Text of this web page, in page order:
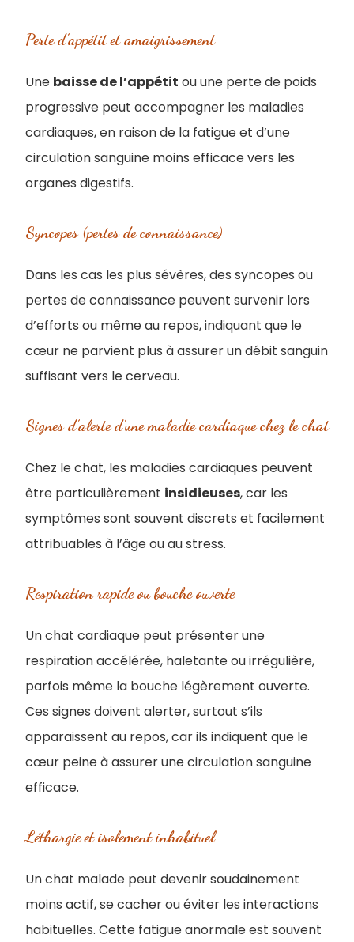
Perte d’appétit et amaigrissement
Une baisse de l’appétit ou une perte de poids
progressive peut accompagner les maladies
cardiaques, en raison de la fatigue et d’une
circulation sanguine moins efficace vers les
organes digestifs.
Syncopes (pertes de connaissance)
Dans les cas les plus sévères, des syncopes ou
pertes de connaissance peuvent survenir lors
d’efforts ou même au repos, indiquant que le
cœur ne parvient plus à assurer un débit sanguin
suffisant vers le cerveau.
Signes d’alerte d’une maladie cardiaque chez le chat
Chez le chat, les maladies cardiaques peuvent
être particulièrement insidieuses, car les
symptômes sont souvent discrets et facilement
attribuables à l’âge ou au stress.
Respiration rapide ou bouche ouverte
Un chat cardiaque peut présenter une
respiration accélérée, haletante ou irrégulière,
parfois même la bouche légèrement ouverte.
Ces signes doivent alerter, surtout s’ils
apparaissent au repos, car ils indiquent que le
cœur peine à assurer une circulation sanguine
efficace.
Léthargie et isolement inhabituel
Un chat malade peut devenir soudainement
moins actif, se cacher ou éviter les interactions
habituelles. Cette fatigue anormale est souvent